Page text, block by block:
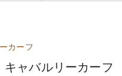
カーフ
キャバルリーカーフ